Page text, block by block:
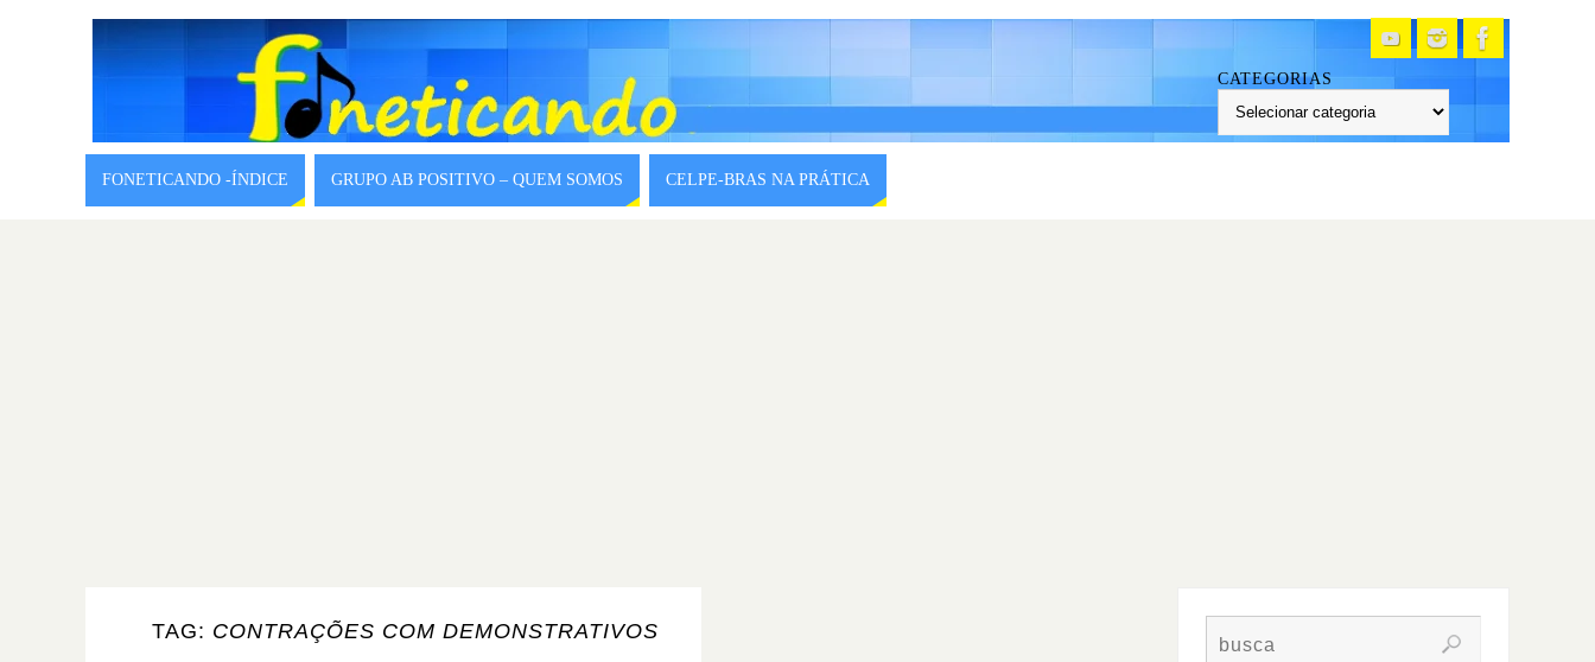
CATEGORIAS
FONETICANDO -ÍNDICE GRUPO AB POSITIVO – QUEM SOMOS CELPE-BRAS NA PRÁTICA
TAG: CONTRAÇÕES COM DEMONSTRATIVOS